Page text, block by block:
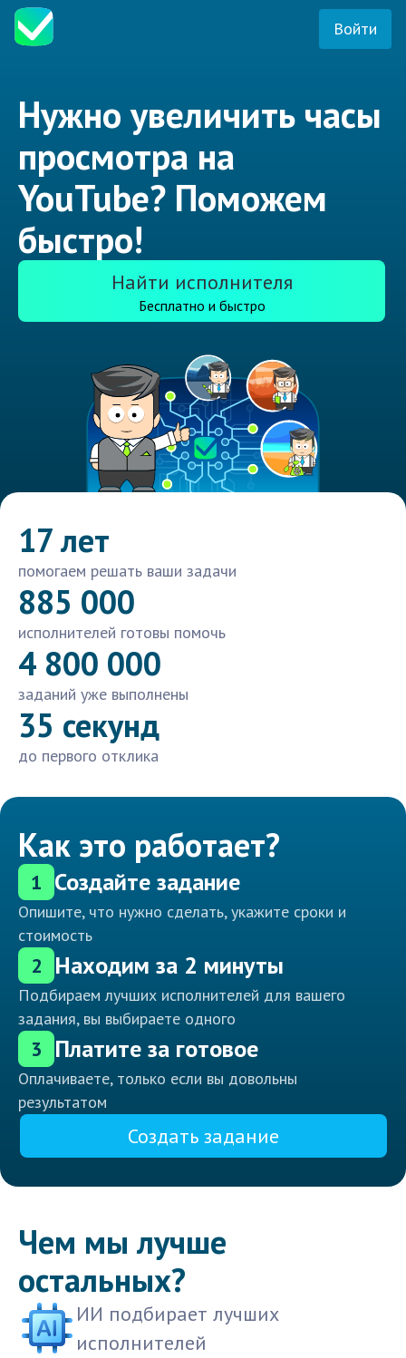
Войти
Нужно увеличить часы
просмотра на
YouTube? Поможем
быстро!
Найти исполнителя
Бесплатно и быстро
17 лет
помогаем решать ваши задачи
885 000
исполнителей готовы помочь
4 800 000
заданий уже выполнены
35 секунд
до первого отклика
Как это работает?
1 Создайте задание
Опишите, что нужно сделать, укажите сроки и
стоимость
2 Находим за 2 минуты
Подбираем лучших исполнителей для вашего
задания, вы выбираете одного
3 Платите за готовое
Оплачиваете, только если вы довольны
результатом
Создать задание
Чем мы лучше
остальных?
ИИ подбирает лучших
исполнителей